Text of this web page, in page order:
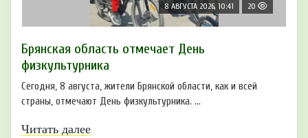
8 АВГУСТА 2026, 10:41 20
Брянская область отмечает День
физкультурника
Сегодня, 8 августа, жители Брянской области, как и всей
страны, отмечают День физкультурника. ...
Читать далее